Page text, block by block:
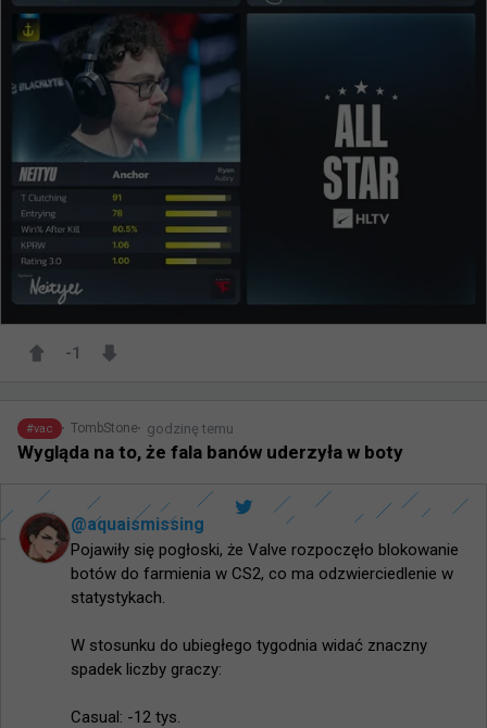
-1
#vac TombStone godzinę temu
Wygląda na to, że fala banów uderzyła w boty
@aquaismissing
Pojawiły się pogłoski, że Valve rozpoczęło blokowanie
botów do farmienia w CS2, co ma odzwierciedlenie w
statystykach.
W stosunku do ubiegłego tygodnia widać znaczny
spadek liczby graczy:
Casual: -12 tys.